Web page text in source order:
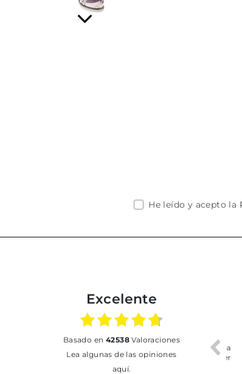
He leído y acepto la
Excelente
basado en 42538Valoraciones
Lea algunas de las opiniones
aquí.